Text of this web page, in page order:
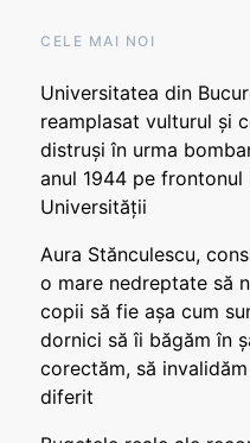
CELE MAI NOI
Universitatea din
reamplasat vulturul și
distruși în urma
anul 1944 pe frontonul
Universității
Aura Stănculescu,
o mare nedreptate să
copii să fie așa cum
dornici să îi băgăm în
corectăm, să
diferit